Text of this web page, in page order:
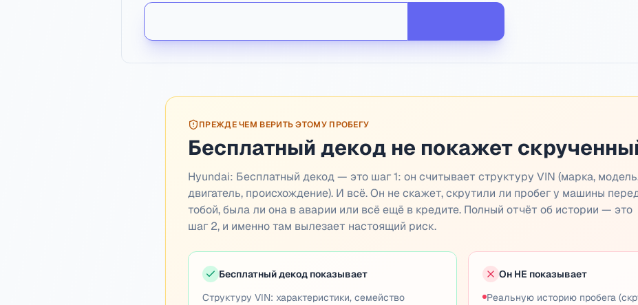
ПРЕЖДЕ ЧЕМ ВЕРИТЬ ЭТОМУ ПРОБЕГУ
Бесплатный декод не покажет
Hyundai: Бесплатный декод — это шаг 1: он считывает структуру VIN (марка,
двигатель, происхождение). И всё. Он не скажет, скрутили ли пробег у машины
тобой, была ли она в аварии или всё ещё в кредите. Полный отчёт об истории — это
шаг 2, и именно там вылезает настоящий риск.
Бесплатный декод показывает
Структуру VIN: характеристики, семейство
Он НЕ показывает
Реальную историю пробега